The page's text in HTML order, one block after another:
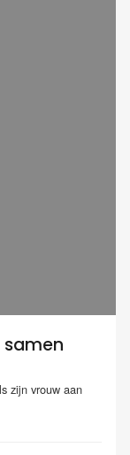
zijn vrouw aan